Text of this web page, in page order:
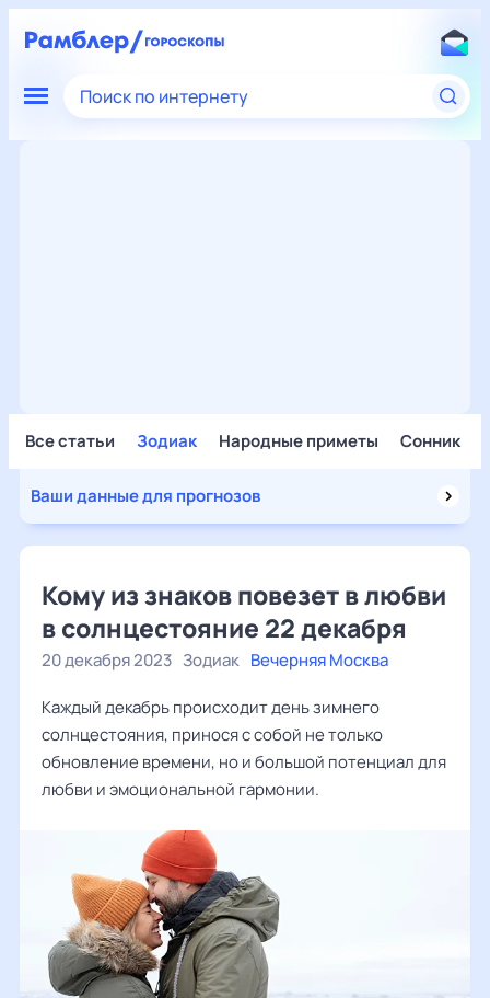
Поиск по интернету
Все статьи Зодиак Народные приметы Сонник
Ваши данные для прогнозов
Кому из знаков повезет в любви
в солнцестояние 22 декабря
20 декабря 2023 Зодиак Вечерняя Москва
Каждый декабрь происходит день зимнего
солнцестояния, принося с собой не только
обновление времени, но и большой потенциал для
любви и эмоциональной гармонии.